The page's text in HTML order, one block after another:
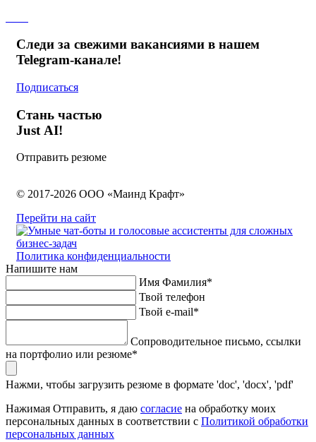
Следи за свежими вакансиями в нашем
Telegram-канале!
Подписаться
Стань частью
Just AI!
Отправить резюме
© 2017-2026 ООО «Маинд Крафт»
Перейти на сайт
Политика конфиденциальности
Напишите нам
Имя Фамилия*
Твой телефон
Твой e-mail*
Сопроводительное письмо, ссылки
на портфолио или резюме*
Нажми, чтобы загрузить резюме в формате 'doc', 'docx', 'pdf'
Нажимая Отправить, я даю согласие на обработку моих
персональных данных в соответствии с Политикой обработки
персональных данных